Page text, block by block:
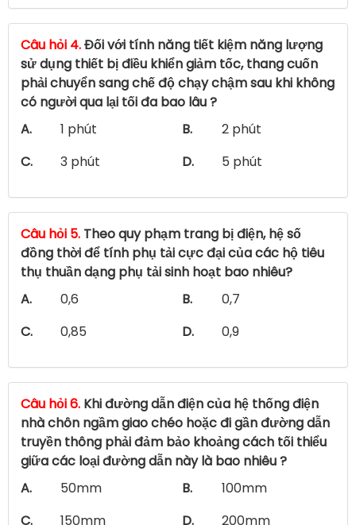
Câu hỏi 4.Đối với tính năng tiết kiệm năng lượng
sử dụng thiết bị điều khiển giảm tốc, thang cuốn
phải chuyển sang chế độ chạy chậm sau khi không
có người qua lại tối đa bao lâu ?
A.
1 phút B.
2 phút
C.
3 phút D. 5 phút
Câu hỏi 5. Theo quy phạm trang bị điện, hệ số
đồng thời để tính phụ tải cực đại của các hộ tiêu
thụ thuần dạng phụ tải sinh hoạt bao nhiêu?
A.
0,6 B.
0,7
C.
0,85 D. 0,9
Câu hỏi 6. Khi đường dẫn điện của hệ thống điện
nhà chôn ngầm giao chéo hoặc đi gần đường dẫn
truyền thông phải đảm bảo khoảng cách tối thiểu
giữa các loại đường dẫn này là bao nhiêu ?
A.
50mm B.
100mm
C.
150mm D. 200mm